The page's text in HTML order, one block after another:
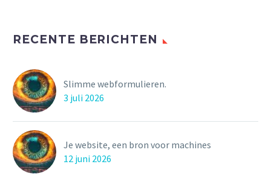
RECENTE BERICHTEN
Slimme webformulieren.
3 juli 2026
Je website, een bron voor machines
12 juni 2026